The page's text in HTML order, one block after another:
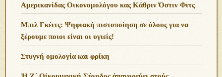
Αμερικανίδας Οικονομολόγου κας Κάθριν Όστιν Φιτς
Μπιλ Γκέιτς: Ψηφιακή πιστοποίηση σε όλους για να
ξέρουμε ποιοι είναι οι υγιείς!
Στυγνή ομολογία και φρίκη